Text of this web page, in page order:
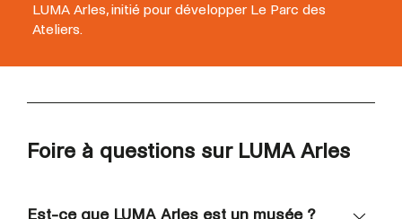
LUMA Arles, initié pour développer Le Parc des
Ateliers.
Foire à questions sur LUMA Arles
Est-ce que LUMA Arles est un musée ?